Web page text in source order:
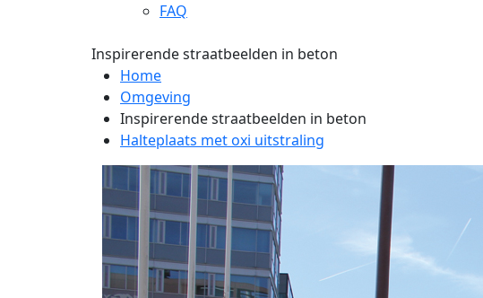
FAQ
Inspirerende straatbeelden in beton
Home
Omgeving
Inspirerende straatbeelden in beton
Halteplaats met oxi uitstraling